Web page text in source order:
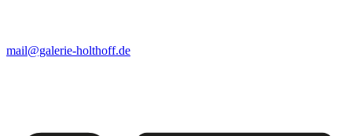
mail@galerie-holthoff.de